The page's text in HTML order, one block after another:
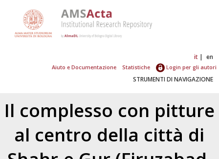
it en
Aiuto e Documentazione Statistiche Login per gli autori
STRUMENTI DI NAVIGAZIONE
Il complesso con pitture
al centro della città di